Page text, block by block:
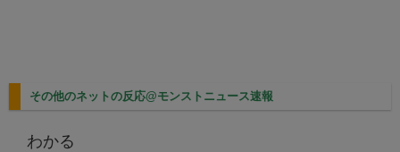
その他のネットの反応@モンストニュース速報
わかる